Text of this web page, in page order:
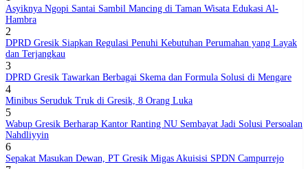
Asyiknya Ngopi Santai Sambil Mancing di Taman Wisata Edukasi Al-
Hambra
2
DPRD Gresik Siapkan Regulasi Penuhi Kebutuhan Perumahan yang Layak
dan Terjangkau
3
DPRD Gresik Tawarkan Berbagai Skema dan Formula Solusi di Mengare
4
Minibus Seruduk Truk di Gresik, 8 Orang Luka
5
Wabup Gresik Berharap Kantor Ranting NU Sembayat Jadi Solusi Persoalan
Nahdliyyin
6
Sepakat Masukan Dewan, PT Gresik Migas Akuisisi SPDN Campurrejo